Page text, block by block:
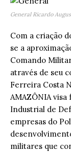
General Ricardo
Com a criação
se a
Comando
através de seu
Ferreira Costa
AMAZÔNIA
Industrial de
empresas do
militares que